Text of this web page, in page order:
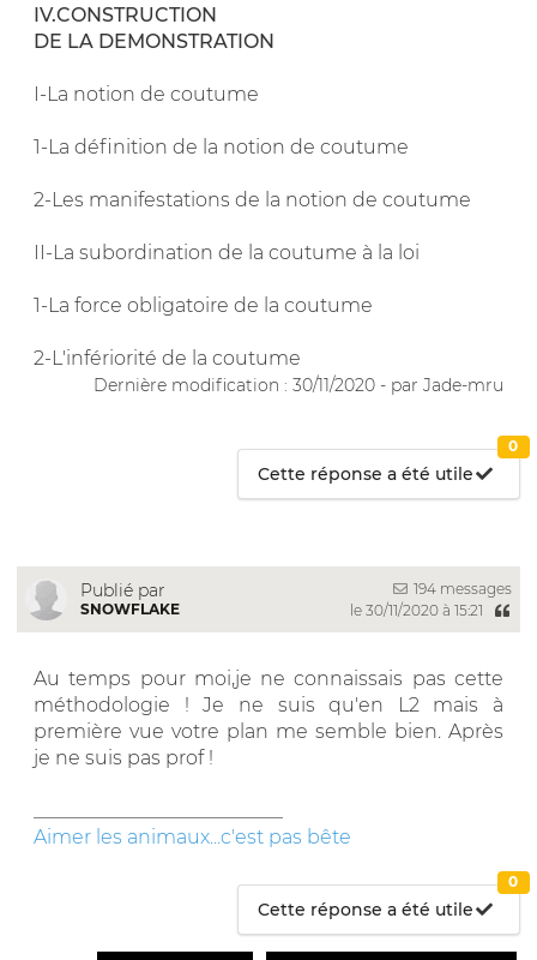
IV.CONSTRUCTION
DE LA DEMONSTRATION
I-La notion de coutume
1-La définition de la notion de coutume
2-Les manifestations de la notion de coutume
II-La subordination de la coutume à la loi
1-La force obligatoire de la coutume
2-L'infériorité de la coutume
Dernière modification : 30/11/2020 - par Jade-mru
Cette réponse a été utile
0
Publié par
SNOWFLAKE
194 messages
le 30/11/2020 à 15:21
Au temps pour moi,je ne connaissais pas cette
méthodologie ! Je ne suis qu'en L2 mais à
première vue votre plan me semble bien. Après
je ne suis pas prof !
Aimer les animaux...c'est pas bête
Cette réponse a été utile
0